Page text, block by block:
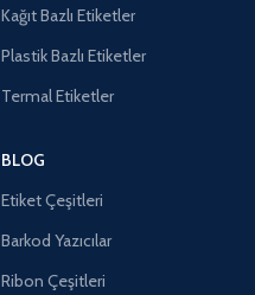
Kağıt Bazlı Etiketler
Plastik Bazlı Etiketler
Termal Etiketler
BLOG
Etiket Çeşitleri
Barkod Yazıcılar
Ribon Çeşitleri